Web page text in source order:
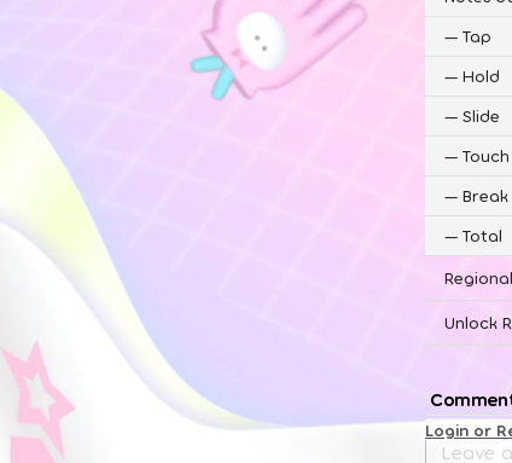
— Tap
— Hold
— Slide
— Touch
— Break
— Total
Unlock
Login or